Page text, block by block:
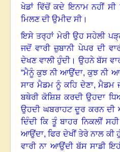
ਖੇਡਾਂ ਵਿੱਚੋਂ ਕਦੇ ਇਨਾਮ ਨਹੀਂ ਸੀ
ਮਿਲਣ ਦੀ ਉਮੀਦ ਸੀ।
ਇਸੇ ਤਰ੍ਹਾਂ ਮੇਰੀ ਉਹ ਸਹੇਲੀ
ਜਦੋਂ ਵਾਰੀ ਜ਼ੁਬਾਨੀ ਪੇਪਰ ਦੀ
ਦੇਖਣ ਵਾਲੀ ਹੁੰਦੀ। ਉਹਨੇ ਬੱਸ
“ਮੈਨੂੰ ਕੁਝ ਨੀ ਆਉਂਦਾ, ਕੁਝ ਨੀ
ਸਾਰ ਮੈਡਮ ਨੂੰ ਕਹਿ ਦੇਣਾ,ਮੈਡਮ
ਬਥੇਰੀ ਕੋਸ਼ਿਸ਼ ਕਰਦੀ ਉਹਦਾ
ਉਹਦੀ ਘਬਰਾਹਟ ਦੂਰ ਕਰਨ ਦੀ
ਦਿੰਦੀ ਕਿ ਤੂੰ ਬਾਹਰ ਨਿਕਲੀਂ
ਆਉਂਦਾ,ਫਿਰ ਦੇਖੀਂ ਤੇਰੇ ਨਾਲ ਕੀ
ਵਾਰੀ ਨਾ ਆਉਂਦੀ ਬੱਸ ਸਾਡੀ